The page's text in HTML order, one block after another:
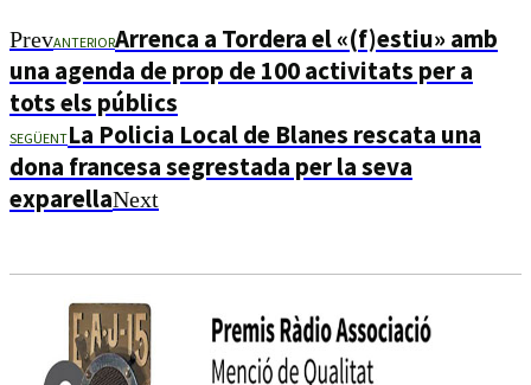
PrevANTERIORArrenca a Tordera el «(f)estiu» amb
una agenda de prop de 100 activitats per a
tots els públics
SEGÜENTLa Policia Local de Blanes rescata una
dona francesa segrestada per la seva
exparellaNext